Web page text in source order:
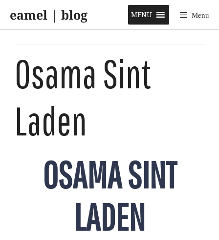
content
eamel | blog Menu
MENU
Osama Sint
Laden
OSAMA SINT
LADEN